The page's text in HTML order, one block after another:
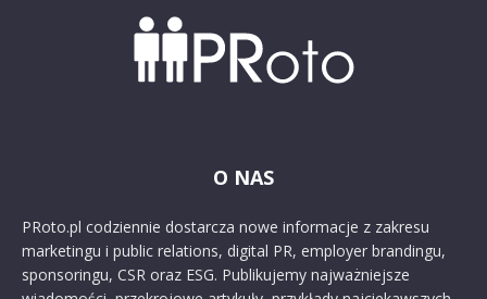
O NAS
PRoto.pl codziennie dostarcza nowe informacje z zakresu
marketingu i public relations, digital PR, employer brandingu,
sponsoringu, CSR oraz ESG. Publikujemy najważniejsze